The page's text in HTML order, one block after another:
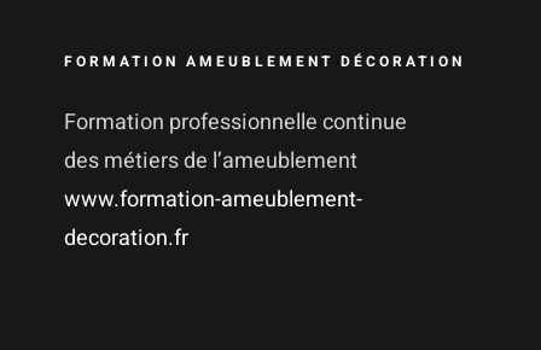
FORMATION AMEUBLEMENT DÉCORATION
Formation professionnelle continue
des métiers de l’ameublement
www.formation-ameublement-
decoration.fr